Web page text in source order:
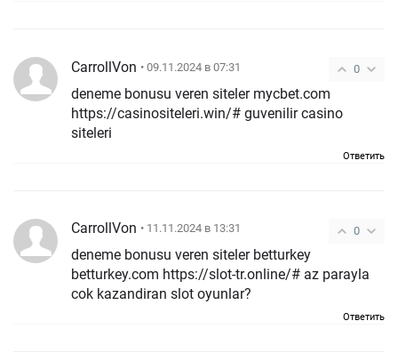
0
CarrollVon • 09.11.2024 в 07:31
deneme bonusu veren siteler mycbet.com
https://casinositeleri.win/# guvenilir casino
siteleri
Ответить
0
CarrollVon • 11.11.2024 в 13:31
deneme bonusu veren siteler betturkey
betturkey.com https://slot-tr.online/# az parayla
cok kazandiran slot oyunlar?
Ответить